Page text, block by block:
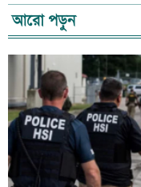
আরো পড়ুন